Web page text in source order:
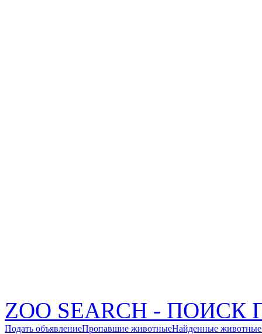
ZOO SEARCH -
Подать объявлениеПропавшие животныеНайденные животные